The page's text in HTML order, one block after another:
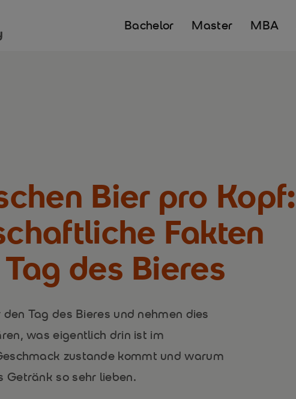
Bachelor Master MBA
Bier pro Kopf:
Fakten
des Bieres
Tag des Bieres und nehmen dies
was eigentlich drin ist im
zustande kommt und warum
Getränk so sehr lieben.